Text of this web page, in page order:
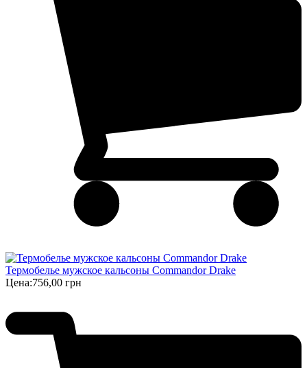
Термобелье мужское кальсоны Commandor Drake
Цена:756,00 грн